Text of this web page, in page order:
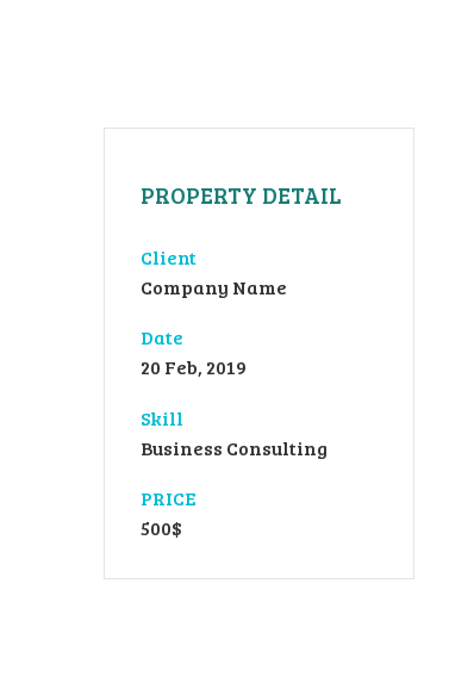
PROPERTY DETAIL
Client
Company Name
Date
20 Feb, 2019
Skill
Business Consulting
PRICE
500$